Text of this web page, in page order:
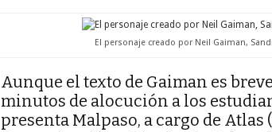
El personaje creado por Neil Gaiman,
Aunque el texto de Gaiman es
minutos de alocución a los
presenta Malpaso, a cargo de Atlas